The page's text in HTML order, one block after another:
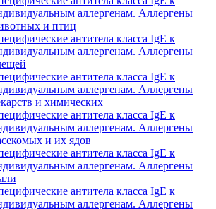
аллергенам. Аллергены
и птиц
антитела класса IgE к
аллергенам. Аллергены
антитела класса IgE к
аллергенам. Аллергены
и химических
антитела класса IgE к
аллергенам. Аллергены
и их ядов
антитела класса IgE к
аллергенам. Аллергены
антитела класса IgE к
аллергенам. Аллергены